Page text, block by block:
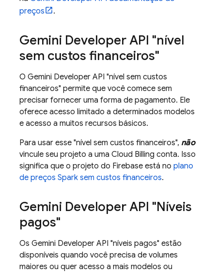
preços
.
Gemini Developer API "nível
sem custos financeiros"
O Gemini Developer API "nível sem custos
financeiros" permite que você comece sem
precisar fornecer uma forma de pagamento. Ele
oferece acesso limitado a determinados modelos
e acesso a muitos recursos básicos.
Para usar esse "nível sem custos financeiros", não
vincule seu projeto a uma Cloud Billing conta. Isso
significa que o projeto do Firebase está no plano
de preços Spark sem custos financeiros.
Gemini Developer API "Níveis
pagos"
Os Gemini Developer API "níveis pagos" estão
disponíveis quando você precisa de volumes
maiores ou quer acesso a mais modelos ou